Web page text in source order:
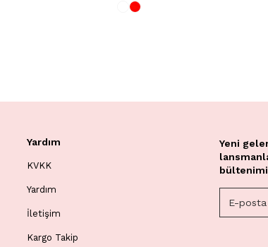
Yardım
KVKK
Yardım
İletişim
Kargo Takip
Yeni